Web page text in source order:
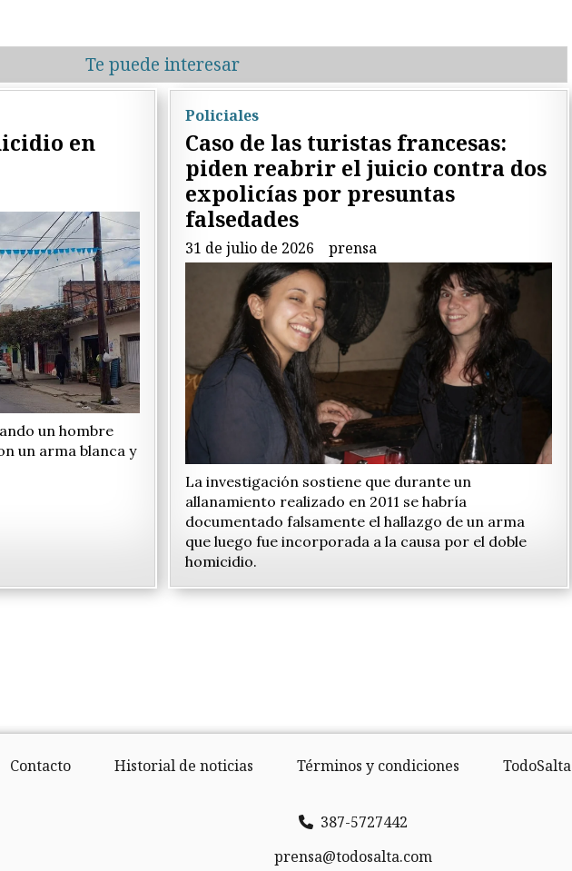
Te puede interesar
en
un hombre
un arma blanca y
Caso de las turistas francesas:
piden reabrir el juicio contra dos
expolicías por presuntas
falsedades
prensa
Policiales
31 de julio de 2026
La investigación sostiene que durante un
allanamiento realizado en 2011 se habría
documentado falsamente el hallazgo de un arma
que luego fue incorporada a la causa por el doble
homicidio.
Contacto Historial de noticias Términos y condiciones TodoSalta
387-5727442
prensa@todosalta.com